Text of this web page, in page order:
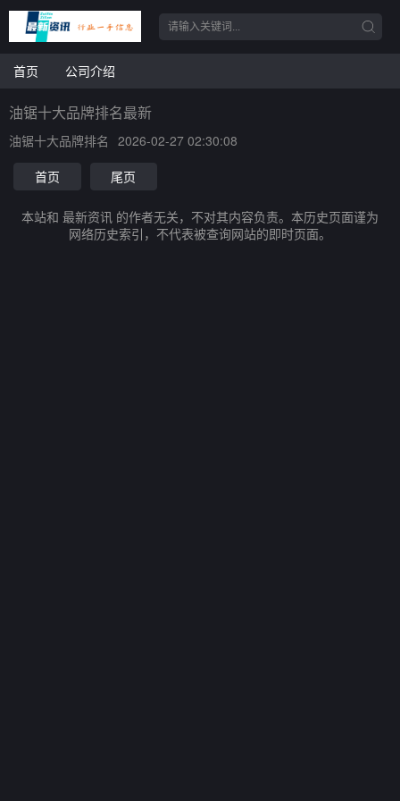
首页 公司介绍
油锯十大品牌排名最新
油锯十大品牌排名 2026-02-27 02:30:08
首页
尾页
本站和 最新资讯 的作者无关，不对其内容负责。本历史页面谨为
网络历史索引，不代表被查询网站的即时页面。